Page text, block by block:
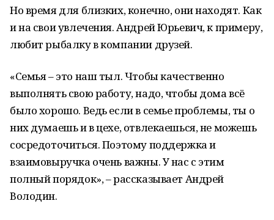
Но время для близких, конечно, они находят. Как
и на свои увлечения. Андрей Юрьевич, к примеру,
любит рыбалку в компании друзей.
«Семья – это наш тыл. Чтобы качественно
выполнять свою работу, надо, чтобы дома всё
было хорошо. Ведь если в семье проблемы, ты о
них думаешь и в цехе, отвлекаешься, не можешь
сосредоточиться. Поэтому поддержка и
взаимовыручка очень важны. У нас с этим
полный порядок», – рассказывает Андрей
Володин.